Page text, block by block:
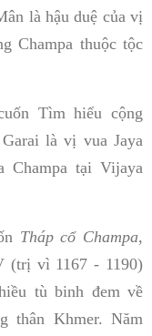
là hậu duệ của vị
Champa thuộc tộc
Tìm hiểu cộng
là vị vua Jaya
Champa tại Vijaya
Tháp cổ Champa,
(trị vì 1167 - 1190)
tù binh đem về
thân Khmer. Năm